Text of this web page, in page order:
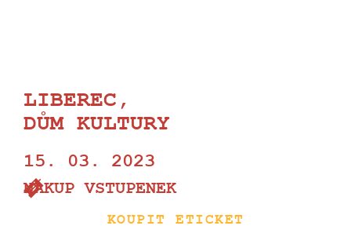
LIBEREC,
DŮM KULTURY
15. 03. 2023
NÁKUP VSTUPENEK
KOUPIT ETICKET